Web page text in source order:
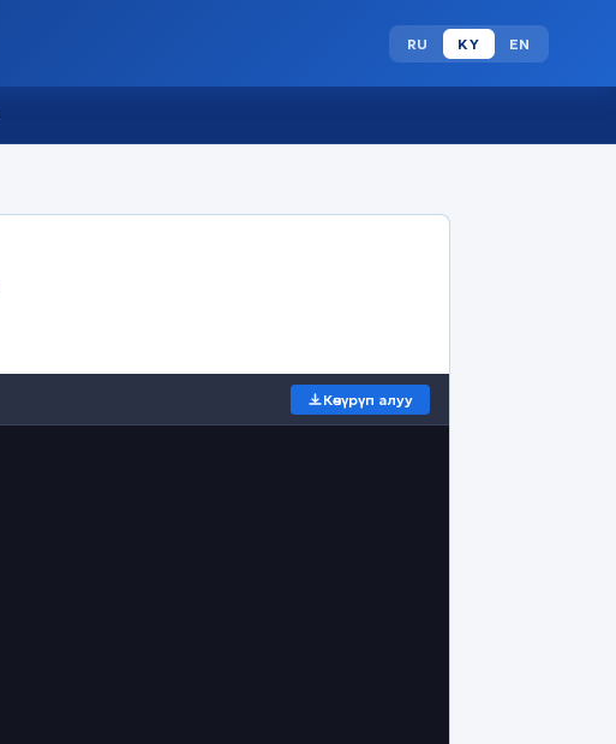
RU KY EN
Көчүрүп алуу